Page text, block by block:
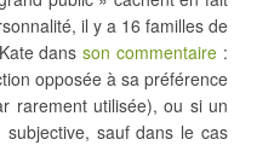
il y a 16 familles de
dansson commentaire :
opposée à sa préférence
rarement utilisée), ou si un
sauf dans le cas